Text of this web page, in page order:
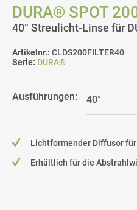
DURA® SPOT
40° Streulicht-Linse für
Artikelnr.: CLDS200FILTER40
Serie: DURA®
Ausführungen:
Lichtformender Diffusor
Erhältlich für die